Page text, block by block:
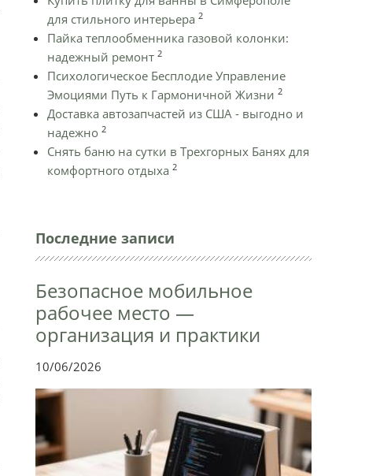
для стильного интерьера 2
Пайка теплообменника газовой колонки:
надежный ремонт 2
Психологическое Бесплодие Управление
Эмоциями Путь к Гармоничной Жизни 2
Доставка автозапчастей из США - выгодно и
надежно 2
Снять баню на сутки в Трехгорных Банях для
комфортного отдыха 2
Последние записи
Безопасное мобильное
рабочее место —
организация и практики
10/06/2026